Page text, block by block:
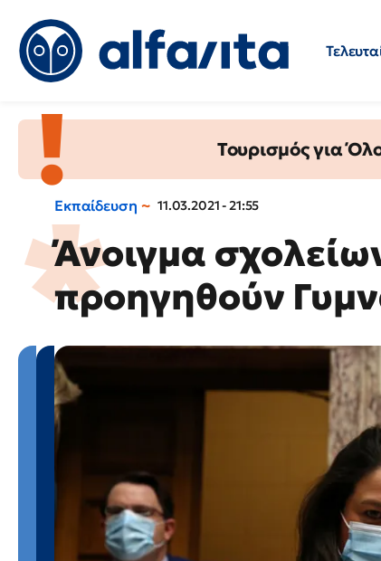
Τουρισμός για
Εκπαίδευση 11.03.2021 - 21:55
Άνοιγμα
προηγηθούν